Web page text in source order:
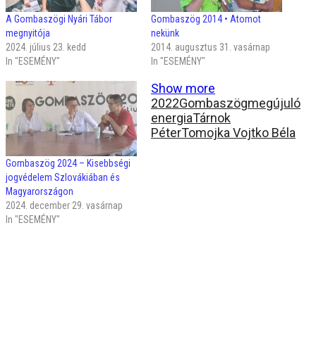
A Gombaszögi Nyári Tábor
megnyitója
2024. július 23. kedd
In "ESEMÉNY"
Gombaszög 2014 • Atomot
nekünk
2014. augusztus 31. vasárnap
In "ESEMÉNY"
Gombaszög 2024 – Kisebbségi
jogvédelem Szlovákiában és
Magyarországon
2024. december 29. vasárnap
In "ESEMÉNY"
Show more
2022Gombaszögmegújuló
energiaTárnok
PéterTomojka Vojtko Béla